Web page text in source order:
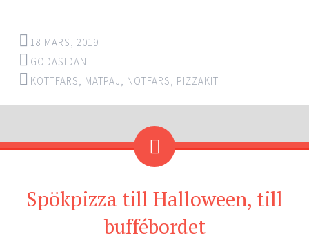
18 MARS, 2019
GODASIDAN
KÖTTFÄRS, MATPAJ, NÖTFÄRS, PIZZAKIT
Spökpizza till Halloween, till
buffébordet